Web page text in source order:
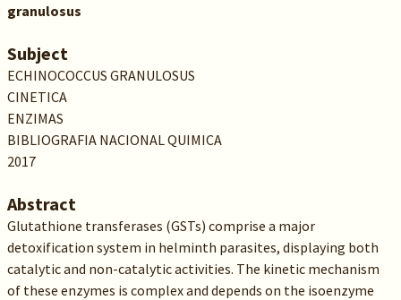
granulosus
Subject
ECHINOCOCCUS GRANULOSUS
CINETICA
ENZIMAS
BIBLIOGRAFIA NACIONAL QUIMICA
2017
Abstract
Glutathione transferases (GSTs) comprise a major
detoxification system in helminth parasites, displaying both
catalytic and non-catalytic activities. The kinetic mechanism
of these enzymes is complex and depends on the isoenzyme